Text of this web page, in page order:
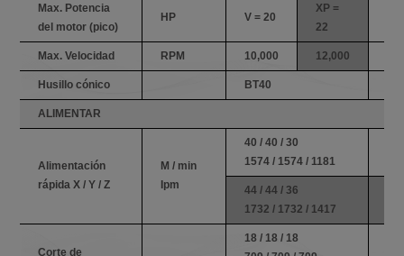
Max. Potencia
del motor (pico)
HP V = 20
XP =
22
Max. Velocidad RPM 10,000 12,000
Husillo cónico BT40
ALIMENTAR
Alimentación
rápida X / Y / Z
M / min
Ipm
40 / 40 / 30
1574 / 1574 / 1181
44 / 44 / 36
1732 / 1732 / 1417
Corte de
18 / 18 / 18